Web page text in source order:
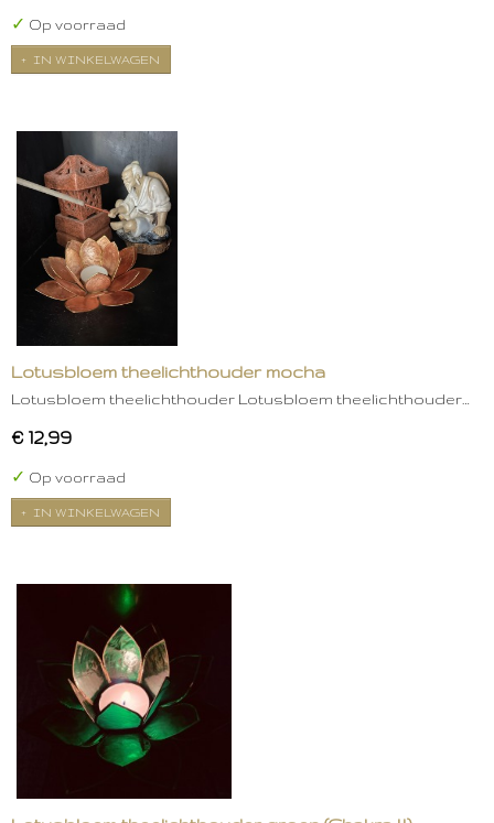
✓ Op voorraad
IN WINKELWAGEN
Lotusbloem theelichthouder mocha
Lotusbloem theelichthouder Lotusbloem theelichthouder…
€ 12,99
✓ Op voorraad
IN WINKELWAGEN